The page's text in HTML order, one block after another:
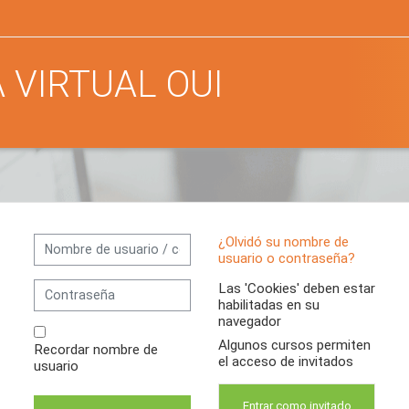
VIRTUAL OUI
Nombre de usuario / correo electrónico
Contraseña
Recordar nombre de
usuario
¿Olvidó su nombre de
usuario o contraseña?
Las 'Cookies' deben estar
habilitadas en su
navegador
Algunos cursos permiten
el acceso de invitados
Entrar como invitado